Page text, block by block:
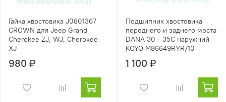
Гайка хвостовика J0801367
CROWN для Jeep Grand
Cherokee ZJ, WJ, Cherokee
XJ
980 ₽
Подшипник хвостовика
переднего и заднего моста
DANA 30 - 35C наружний
KOYO M86649RYR/10
1 100 ₽